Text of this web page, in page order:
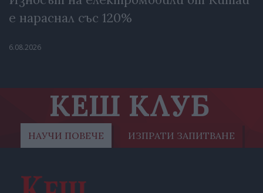
е нараснал със 120%
6.08.2026
КЕШ КЛУБ
НАУЧИ ПОВЕЧЕ ИЗПРАТИ ЗАПИТВАНЕ